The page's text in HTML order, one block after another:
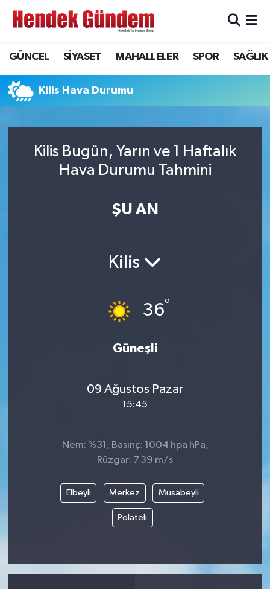
GÜNCEL SİYASET MAHALLELER SPOR SAĞLIK
Kilis Hava Durumu
Kilis Bugün, Yarın ve 1 Haftalık
Hava Durumu Tahmini
ŞU AN
Kilis
36°
Güneşli
09 Ağustos Pazar
15:45
Nem: %31, Basınç: 1004 hpa hPa,
Rüzgar: 7.39 m/s
Elbeyli Merkez Musabeyli
Polateli
Sakarya Hava Durumu
Sakarya Namaz Vakitleri
Süper Lig Puan Durumu ve Fikstür